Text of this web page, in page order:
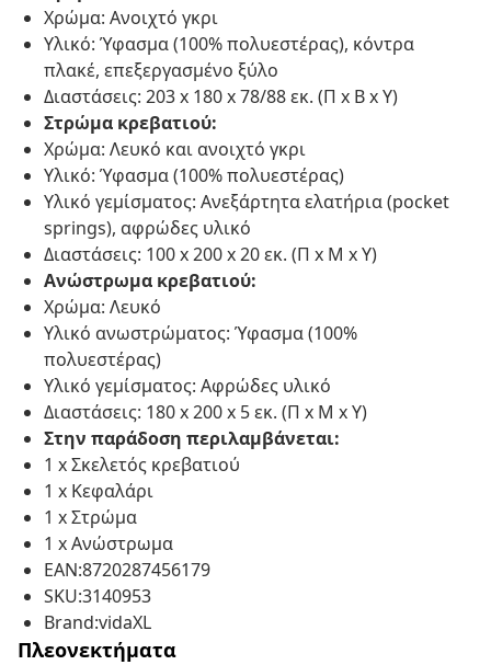
Χρώμα: Ανοιχτό γκρι
Υλικό: Ύφασμα (100% πολυεστέρας), κόντρα
πλακέ, επεξεργασμένο ξύλο
Διαστάσεις: 203 x 180 x 78/88 εκ. (Π x Β x Υ)
Στρώμα κρεβατιού:
Χρώμα: Λευκό και ανοιχτό γκρι
Υλικό: Ύφασμα (100% πολυεστέρας)
Υλικό γεμίσματος: Ανεξάρτητα ελατήρια (pocket
springs), αφρώδες υλικό
Διαστάσεις: 100 x 200 x 20 εκ. (Π x Μ x Υ)
Ανώστρωμα κρεβατιού:
Χρώμα: Λευκό
Υλικό ανωστρώματος: Ύφασμα (100%
πολυεστέρας)
Υλικό γεμίσματος: Αφρώδες υλικό
Διαστάσεις: 180 x 200 x 5 εκ. (Π x Μ x Υ)
Στην παράδοση περιλαμβάνεται:
1 x Σκελετός κρεβατιού
1 x Κεφαλάρι
1 x Στρώμα
1 x Ανώστρωμα
EAN:8720287456179
SKU:3140953
Brand:vidaXL
Πλεονεκτήματα